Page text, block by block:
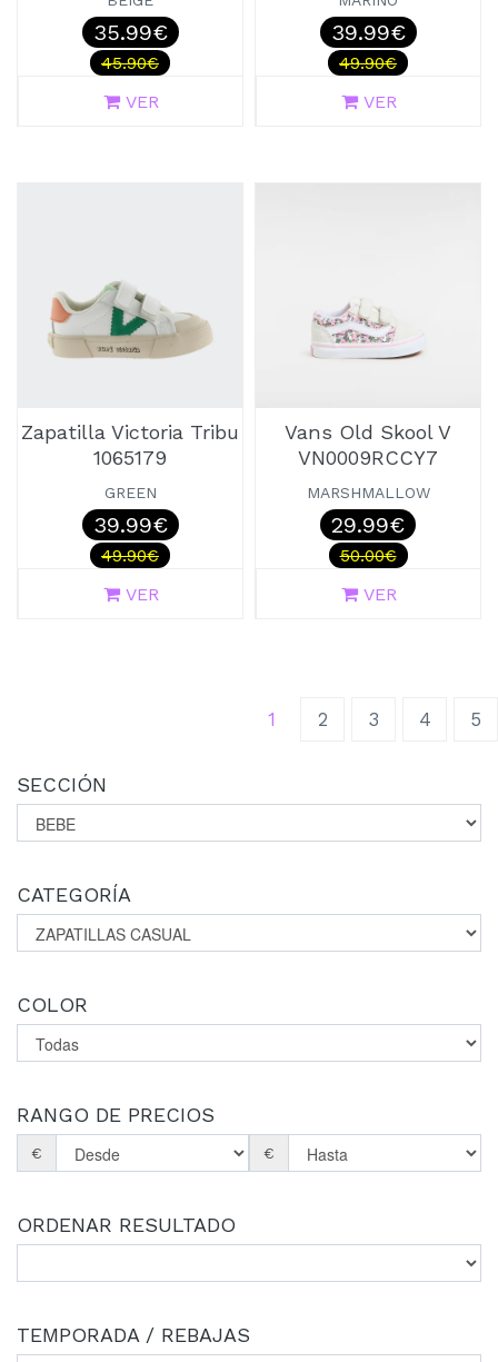
35.99€
45.90€
VER
39.99€
49.90€
VER
Zapatilla Victoria Tribu
1065179
GREEN
39.99€
49.90€
VER
Vans Old Skool V
VN0009RCCY7
MARSHMALLOW
29.99€
50.00€
VER
1 (current)
2 3 4 5
SECCIÓN
CATEGORÍA
COLOR
RANGO DE PRECIOS
€ €
ORDENAR RESULTADO
TEMPORADA / REBAJAS